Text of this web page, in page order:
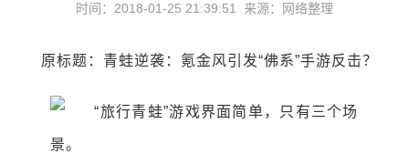
时间：2018-01-25 21:39:51 来源：网络整理
原标题：青蛙逆袭：氪金风引发“佛系”手游反击？